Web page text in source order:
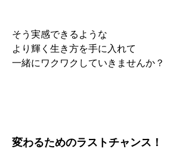
そう実感できるような
より輝く生き方を手に入れて
一緒にワクワクしていきませんか？
変わるためのラストチャンス！